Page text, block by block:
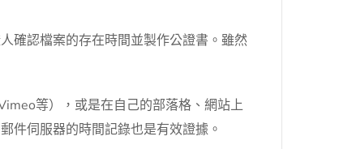
確認檔案的存在時間並製作公證書。雖然
等），或是在自己的部落格、網站上
件伺服器的時間記錄也是有效證據。